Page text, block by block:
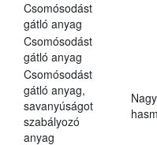
Csomósodást
gátló anyag
Csomósodást
gátló anyag
Csomósodást
gátló anyag,
savanyúságot
szabályozó
anyag